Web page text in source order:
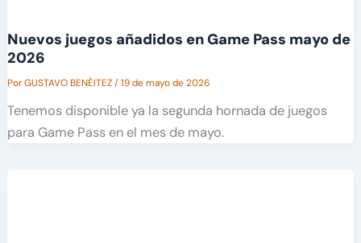
Nuevos juegos añadidos en Game Pass mayo de
2026
PorGUSTAVO BENÉITEZ/19 de mayo de 2026
Tenemos disponible ya la segunda hornada de juegos
para Game Pass en el mes de mayo.